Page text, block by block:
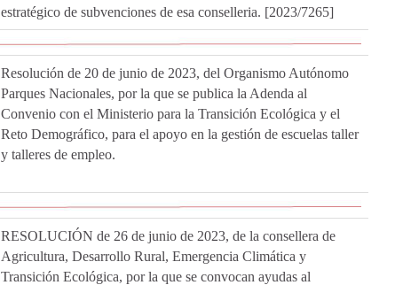
estratégico de subvenciones de esa conselleria. [2023/7265]
Resolución de 20 de junio de 2023, del Organismo Autónomo
Parques Nacionales, por la que se publica la Adenda al
Convenio con el Ministerio para la Transición Ecológica y el
Reto Demográfico, para el apoyo en la gestión de escuelas taller
y talleres de empleo.
RESOLUCIÓN de 26 de junio de 2023, de la consellera de
Agricultura, Desarrollo Rural, Emergencia Climática y
Transición Ecológica, por la que se convocan ayudas al